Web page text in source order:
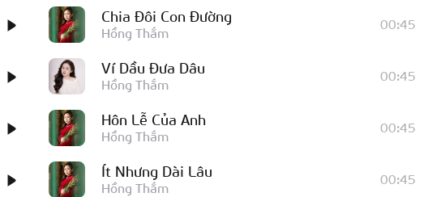
Chia Đôi Con Đường
Hồng Thắm
00:45
Ví Dầu Đưa Dâu
Hồng Thắm
00:45
Hôn Lễ Của Anh
Hồng Thắm
00:45
Ít Nhưng Dài Lâu
Hồng Thắm
00:45